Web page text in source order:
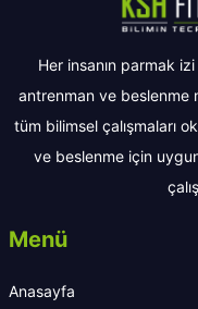
Her insanın parmak
antrenman ve beslenme
tüm bilimsel çalışmaları
ve beslenme için
Menü
Anasayfa